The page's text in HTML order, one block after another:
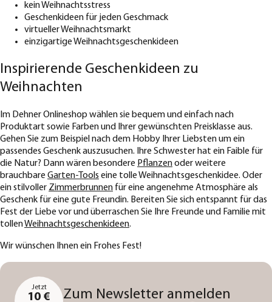
kein Weihnachtsstress
Geschenkideen für jeden Geschmack
virtueller Weihnachtsmarkt
einzigartige Weihnachtsgeschenkideen
Inspirierende Geschenkideen zu
Weihnachten
Im Dehner Onlineshop wählen sie bequem und einfach nach
Produktart sowie Farben und Ihrer gewünschten Preisklasse aus.
Gehen Sie zum Beispiel nach dem Hobby Ihrer Liebsten um ein
passendes Geschenk auszusuchen. Ihre Schwester hat ein Faible für
die Natur? Dann wären besondere Pflanzenoder weitere
brauchbare Garten-Tools eine tolle Weihnachtsgeschenkidee. Oder
ein stilvoller Zimmerbrunnen für eine angenehme Atmosphäre als
Geschenk für eine gute Freundin. Bereiten Sie sich entspannt für das
Fest der Liebe vor und überraschen Sie Ihre Freunde und Familie mit
tollenWeihnachtsgeschenkideen.
Wir wünschen Ihnen ein Frohes Fest!
Jetzt
10 € Zum Newsletter anmelden